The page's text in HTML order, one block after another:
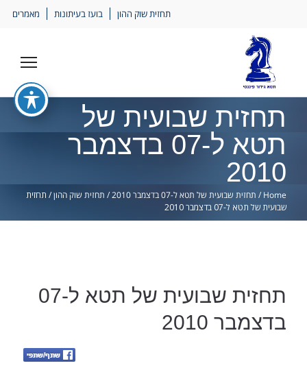
תחזית שוק ההון בועז בעיתונות מאמרים
תחזית שבועית של
תטא ל-07 בדצמבר
2010
Home
/ תחזית שבועית של תטא ל-07 בדצמבר 2010 / תחזית שוק ההון/ תחזית
שבועית של תטא ל-07 בדצמבר 2010
תחזית שבועית של תטא ל-07
בדצמבר 2010